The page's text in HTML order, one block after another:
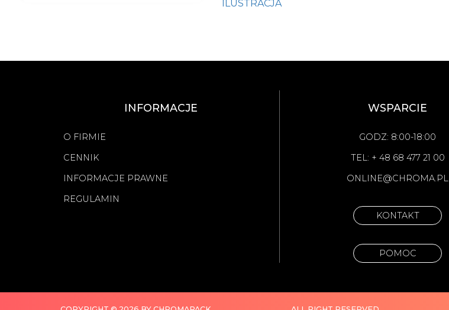
INFORMACJE
O FIRMIE
CENNIK
INFORMACJE PRAWNE
REGULAMIN
WSPARCIE
GODZ: 8:00-18:00
TEL: + 48 68 477 21 00
ONLINE@CHROMA.PL
KONTAKT
POMOC